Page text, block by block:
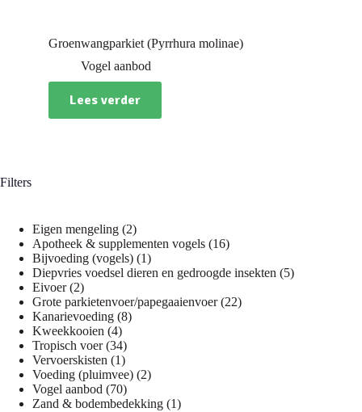
Groenwangparkiet (Pyrrhura molinae)
Vogel aanbod
Lees verder
Filters
Eigen mengeling 22
producten
Apotheek & supplementen vogels 1616
Bijvoeding (vogels) 11
product
Diepvries voedsel dieren en gedroogde insekten 55
Eivoer 22
producten
Grote parkietenvoer/papegaaienvoer 2222
Kanarievoeding 88
Kweekkooien 44
producten
Tropisch voer 3434
producten
Vervoerskisten 11
product
Voeding (pluimvee) 22
Vogel aanbod 7070
producten
Zand & bodembedekking 11